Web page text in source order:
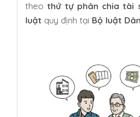
theothứ tự phân chia tài
luật quy định tại Bộ luật